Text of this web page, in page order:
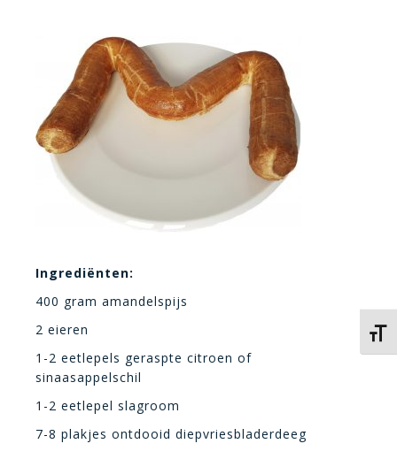
Ingrediënten:
400 gram amandelspijs
2 eieren
1-2 eetlepels geraspte citroen of
sinaasappelschil
1-2 eetlepel slagroom
7-8 plakjes ontdooid diepvriesbladerdeeg